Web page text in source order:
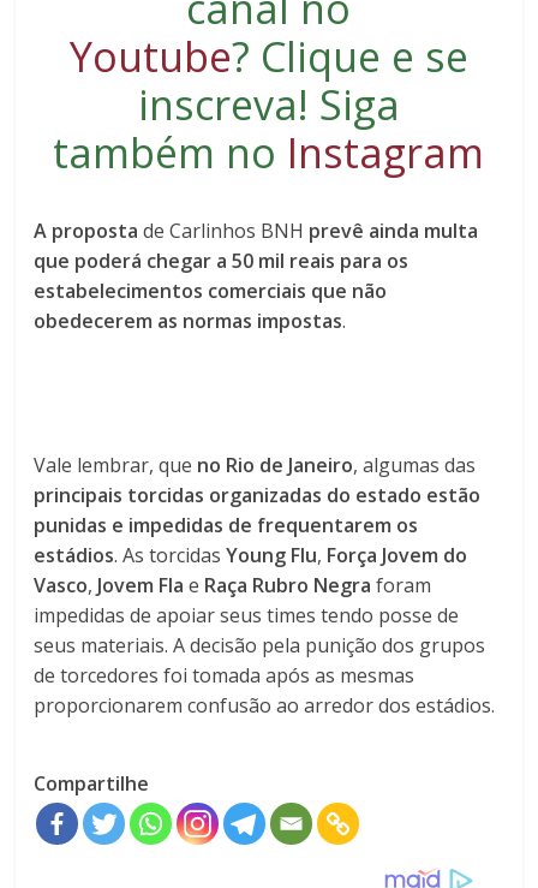
Youtube? Clique e se
inscreva! Siga
também no Instagram
A proposta de Carlinhos BNH prevê ainda multa
que poderá chegar a 50 mil reais para os
estabelecimentos comerciais que não
obedecerem as normas impostas.
Vale lembrar, que no Rio de Janeiro, algumas das
principais torcidas organizadas do estado estão
punidas e impedidas de frequentarem os
estádios. As torcidasYoung Flu, Força Jovem do
Vasco, Jovem Fla e Raça Rubro Negra foram
impedidas de apoiar seus times tendo posse de
seus materiais. A decisão pela punição dos grupos
de torcedores foi tomada após as mesmas
proporcionarem confusão ao arredor dos estádios.
Compartilhe